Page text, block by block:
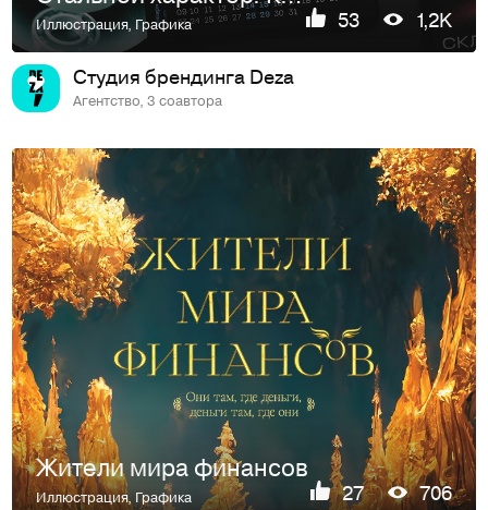
Иллюстрация, Графика 53 1,2K
Студия брендинга Deza
Агентство, 3 соавтора
Жители мира финансов
Иллюстрация, Графика 27 706